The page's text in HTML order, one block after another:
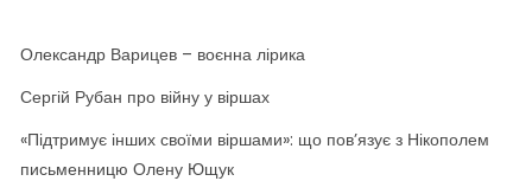
Олександр Варицев – воєнна лірика
Сергій Рубан про війну у віршах
«Підтримує інших своїми віршами»: що пов’язує з Нікополем
письменницю Олену Ющук